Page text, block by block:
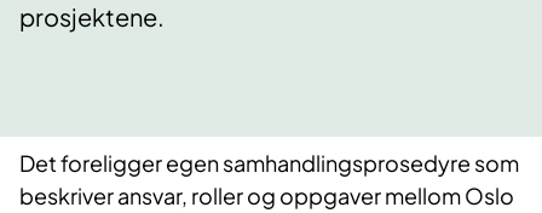
prosjektene.
Det foreligger egen samhandlingsprosedyre som
beskriver ansvar, roller og oppgaver mellom Oslo